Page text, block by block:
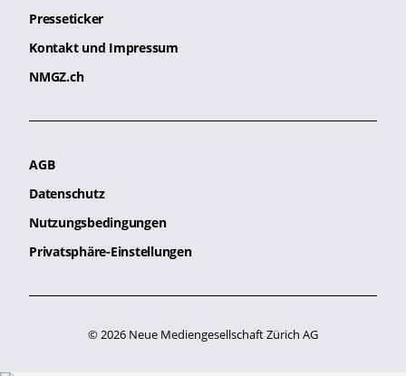
Presseticker
Kontakt und Impressum
NMGZ.ch
AGB
Datenschutz
Nutzungsbedingungen
Privatsphäre-Einstellungen
© 2026 Neue Mediengesellschaft Zürich AG